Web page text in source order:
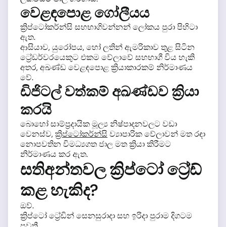
වෙළඳපොළ ගෝලීයය
ක්‍රිප්ටෝකර්න්සි සහභාගිවන්නන් ලෝකය පුරා පිහිටා
ඇත.
ආසියාව, යුරෝපය, හෝ ලතින් ඇමරිකාව තුළ සිටින
ට්‍රේඩර්වරයෙකුට එකම වේලාවේ සහභාගී විය හැකි
අතර, අඛණ්ඩ වෙළඳපොළ ක්‍රියාකාරකම් නිර්මාණය
වේ.
ඩිජිටල් වත්කම් අඛණ්ඩව ක්‍රියා
කරයි
බොහෝ සාම්ප්‍රදායික මූල්‍ය නිෂ්පාදනවලට වඩා
වෙනස්ව,ක්‍රිප්ටෝකර්න්සි ව්‍යාපාරික වේලාවන් මත රඳා
නොපවතින විමධ්‍යගත ජාල මත ක්‍රියා කිරීමට
නිර්මාණය කර ඇත.
සතිඅන්තවල ක්‍රිප්ටෝ ට්‍රේඩ්
කළ හැකිද?
ඔව්.
ක්‍රිප්ටෝ ට්‍රේඩින් සෙනසුරාදා සහ ඉරිදා පුරාම දිගටම